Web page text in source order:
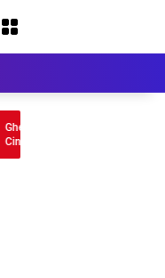
Indrawari Rilis Album Rasi
Gen Z